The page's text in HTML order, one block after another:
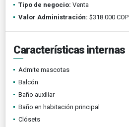
Tipo de negocio: Venta
Valor Administración: $318.000 COP
Características internas
Admite mascotas
Balcón
Baño auxiliar
Baño en habitación principal
Clósets